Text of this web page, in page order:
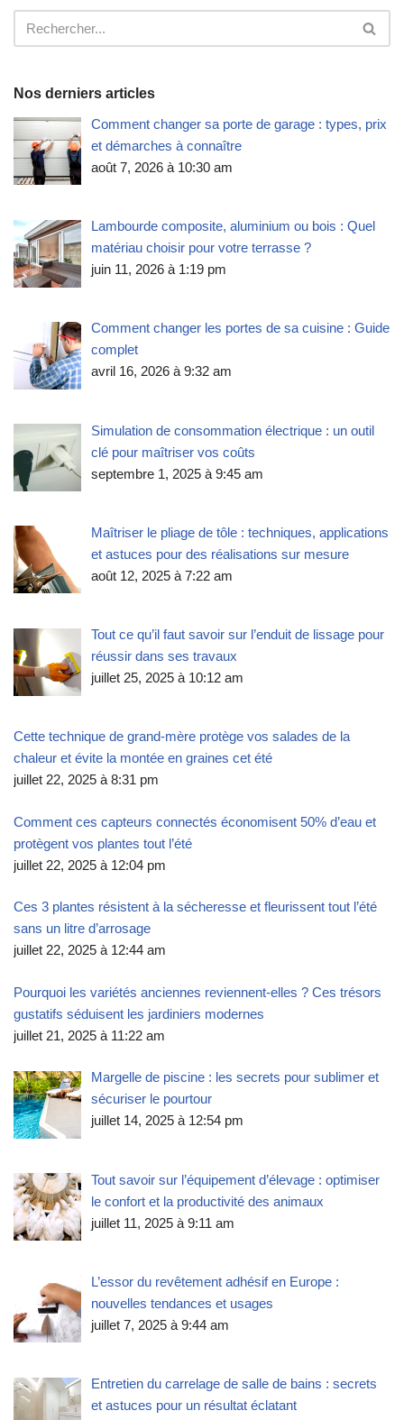
Nos derniers articles
Comment changer sa porte de garage : types, prix
et démarches à connaître
août 7, 2026 à 10:30 am
Lambourde composite, aluminium ou bois : Quel
matériau choisir pour votre terrasse ?
juin 11, 2026 à 1:19 pm
Comment changer les portes de sa cuisine : Guide
complet
avril 16, 2026 à 9:32 am
Simulation de consommation électrique : un outil
clé pour maîtriser vos coûts
septembre 1, 2025 à 9:45 am
Maîtriser le pliage de tôle : techniques, applications
et astuces pour des réalisations sur mesure
août 12, 2025 à 7:22 am
Tout ce qu’il faut savoir sur l’enduit de lissage pour
réussir dans ses travaux
juillet 25, 2025 à 10:12 am
Cette technique de grand-mère protège vos salades de la
chaleur et évite la montée en graines cet été
juillet 22, 2025 à 8:31 pm
Comment ces capteurs connectés économisent 50% d’eau et
protègent vos plantes tout l’été
juillet 22, 2025 à 12:04 pm
Ces 3 plantes résistent à la sécheresse et fleurissent tout l’été
sans un litre d’arrosage
juillet 22, 2025 à 12:44 am
Pourquoi les variétés anciennes reviennent-elles ? Ces trésors
gustatifs séduisent les jardiniers modernes
juillet 21, 2025 à 11:22 am
Margelle de piscine : les secrets pour sublimer et
sécuriser le pourtour
juillet 14, 2025 à 12:54 pm
Tout savoir sur l’équipement d’élevage : optimiser
le confort et la productivité des animaux
juillet 11, 2025 à 9:11 am
L’essor du revêtement adhésif en Europe :
nouvelles tendances et usages
juillet 7, 2025 à 9:44 am
Entretien du carrelage de salle de bains : secrets
et astuces pour un résultat éclatant